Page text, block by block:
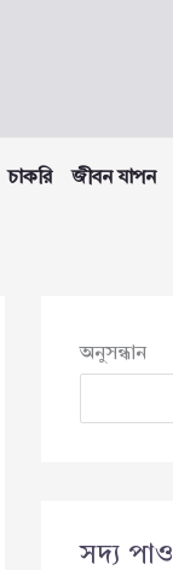
চাকরি জীবন যাপন
অনুসন্ধান
সদ্য